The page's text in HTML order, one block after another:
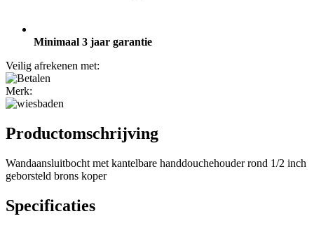
Minimaal 3 jaar garantie
Veilig afrekenen met:
Merk:
Productomschrijving
Wandaansluitbocht met kantelbare handdouchehouder rond 1/2 inch
geborsteld brons koper
Specificaties